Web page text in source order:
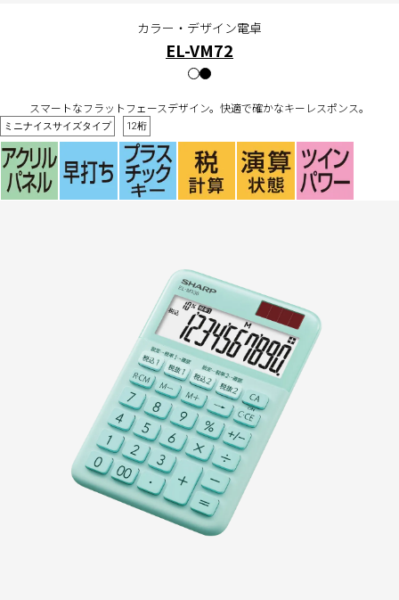
カラー・デザイン電卓
EL-VM72
スマートなフラットフェースデザイン。快適で確かなキーレスポンス。
ミニナイスサイズタイプ 12桁